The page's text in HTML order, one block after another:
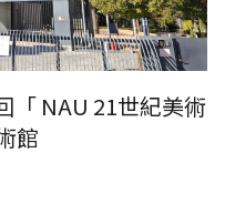
「 NAU 21世紀美術
館